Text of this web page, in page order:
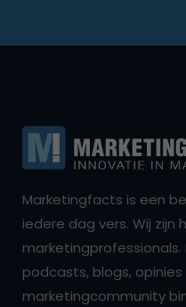
Marketingfacts is een
iedere dag vers. Wij
marketingprofessionals.
podcasts, blogs,
marketingcommunity